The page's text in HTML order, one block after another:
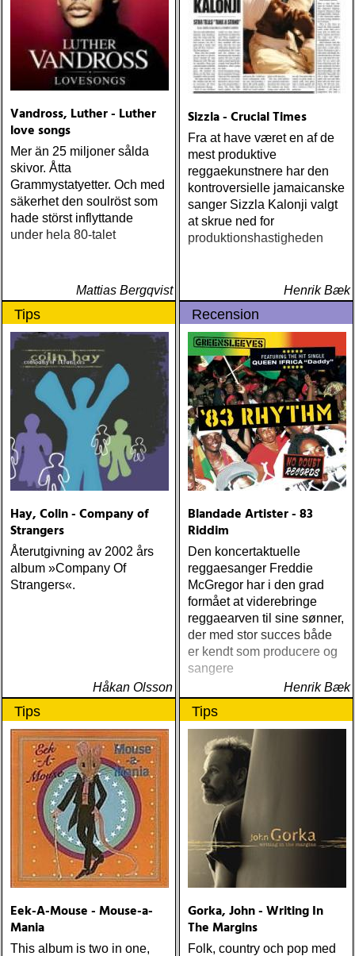
Vandross, Luther - Luther
love songs
Mer än 25 miljoner sålda
skivor. Åtta
Grammystatyetter. Och med
säkerhet den soulröst som
hade störst inflyttande
under hela 80-talet
Mattias Bergqvist
Sizzla - Crucial Times
Fra at have været en af de
mest produktive
reggaekunstnere har den
kontroversielle jamaicanske
sanger Sizzla Kalonji valgt
at skrue ned for
produktionshastigheden
Henrik Bæk
Tips
Hay, Colin - Company of
Strangers
Återutgivning av 2002 års
album »Company Of
Strangers«.
Håkan Olsson
Recension
Blandade Artister - 83
Riddim
Den koncertaktuelle
reggaesanger Freddie
McGregor har i den grad
formået at viderebringe
reggaearven til sine sønner,
der med stor succes både
er kendt som producere og
sangere
Henrik Bæk
Tips
Eek-A-Mouse - Mouse-a-
Mania
This album is two in one,
Tips
Gorka, John - Writing In
The Margins
Folk, country och pop med